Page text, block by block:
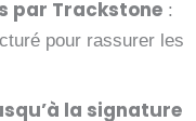
par Trackstone :
pour rassurer les
la signature